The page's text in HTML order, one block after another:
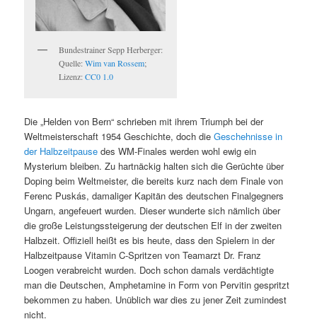
Bundestrainer Sepp Herberger:
Quelle:Wim van Rossem;
Lizenz:CC0 1.0
Die „Helden von Bern“ schrieben mit ihrem Triumph bei der
Weltmeisterschaft 1954 Geschichte, doch dieGeschehnisse in
der Halbzeitpause des WM-Finales werden wohl ewig ein
Mysterium bleiben. Zu hartnäckig halten sich die Gerüchte über
Doping beim Weltmeister, die bereits kurz nach dem Finale von
Ferenc Puskás, damaliger Kapitän des deutschen Finalgegners
Ungarn, angefeuert wurden. Dieser wunderte sich nämlich über
die große Leistungssteigerung der deutschen Elf in der zweiten
Halbzeit. Offiziell heißt es bis heute, dass den Spielern in der
Halbzeitpause Vitamin C-Spritzen von Teamarzt Dr. Franz
Loogen verabreicht wurden. Doch schon damals verdächtigte
man die Deutschen, Amphetamine in Form von Pervitin gespritzt
bekommen zu haben. Unüblich war dies zu jener Zeit zumindest
nicht.